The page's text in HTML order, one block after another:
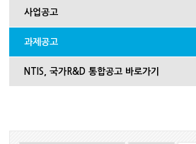
사업공고
과제공고
NTIS, 국가R&D 통합공고 바로가기